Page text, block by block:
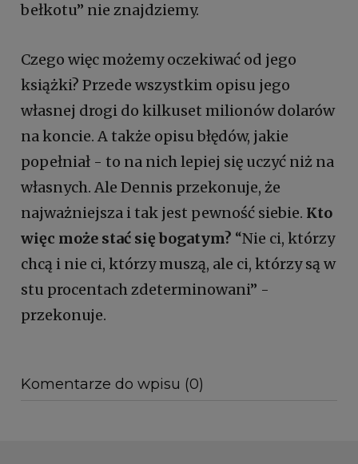
bełkotu” nie znajdziemy.
Czego więc możemy oczekiwać od jego
książki? Przede wszystkim opisu jego
własnej drogi do kilkuset milionów dolarów
na koncie. A także opisu błędów, jakie
popełniał - to na nich lepiej się uczyć niż na
własnych. Ale Dennis przekonuje, że
najważniejsza i tak jest pewność siebie. Kto
więc może stać się bogatym? “Nie ci, którzy
chcą i nie ci, którzy muszą, ale ci, którzy są w
stu procentach zdeterminowani” -
przekonuje.
Komentarze do wpisu (0)